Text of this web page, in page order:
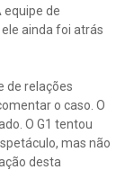
equipe de
ainda foi atrás
de relações
o caso. O
O G1 tentou
mas não
desta